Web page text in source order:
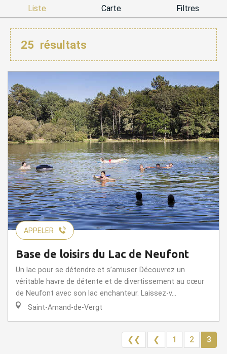
Liste Carte Filtres
25 résultats
APPELER
Base de loisirs du Lac de Neufont
Un lac pour se détendre et s’amuser Découvrez un
véritable havre de détente et de divertissement au cœur
de Neufont avec son lac enchanteur. Laissez-v...
Saint-Amand-de-Vergt
❮❮ ❮ 1 2 3